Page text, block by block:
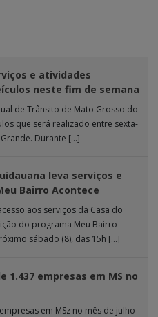
e atividades
neste fim de semana
de Trânsito de Mato Grosso do
que será realizado entre sexta-
Durante […]
leva serviços e
Bairro Acontece
aos serviços da Casa do
do programa Meu Bairro
sábado (8), das 15h […]
1.437 empresas em MS no
em MSz no mês de julho